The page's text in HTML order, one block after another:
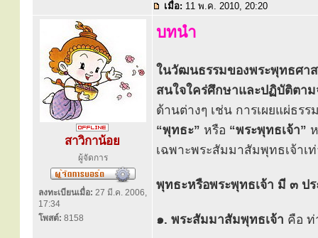
เมื่อ: 11 พ.ค. 2010, 20:20
สาวิกาน้อย
ผู้จัดการ
ลงทะเบียนเมื่อ: 27 มี.ค. 2006,
17:34
โพสต์: 8158
บทนำ
ในวัฒนธรรมของพระพุทธศา
สนใจใคร่ศึกษาและปฏิบัติตา
ด้านต่างๆ เช่น การเผยแผ่ธร
“พุทธะ” หรือ “พระพุทธเจ้า”
เฉพาะพระสัมมาสัมพุทธเจ้าเ
พุทธะหรือพระพุทธเจ้า มี ๓ ป
๑. พระสัมมาสัมพุทธเจ้า คือ ท่